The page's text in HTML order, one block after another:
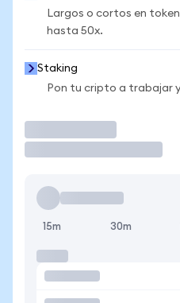
Largos o cortos en
hasta 50x.
Staking
Pon tu cripto a trabajar
15m 30m